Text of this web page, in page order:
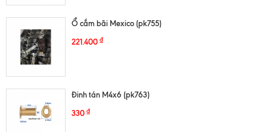
Ổ cắm bãi Mexico (pk755)
221.400 ₫
Đinh tán M4x6 (pk763)
330 ₫